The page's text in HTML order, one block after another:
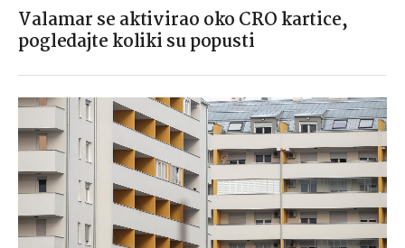
Valamar se aktivirao oko CRO kartice,
pogledajte koliki su popusti